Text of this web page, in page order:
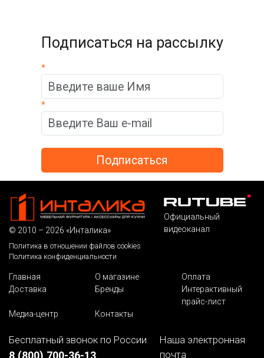
Подписаться на рассылку
*
*
© 2010 – 2026 «Инталика»
Политика в отношении файлов cookies
Политика конфиденциальности
Официальный
видеоканал
Главная О магазине
Оплата
Доставка
Бренды
Интерактивный
прайс-лист
Медиа-центр
Контакты
Бесплатный звонок по России
8 (800) 700-36-13
Наша электронная
почта